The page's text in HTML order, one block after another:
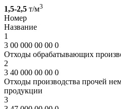
1,5-2,5 т/м3
Номер
Название
1
3 00 000 00 00 0
Отходы обрабатывающих
2
3 40 000 00 00 0
Отходы производства прочей
продукции
3